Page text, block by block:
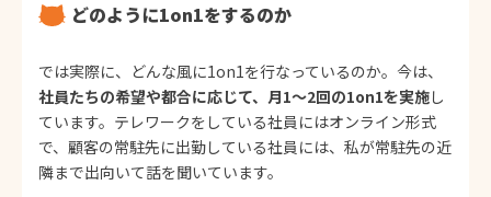
どのように1on1をするのか
では実際に、どんな風に1on1を行なっているのか。今は、
社員たちの希望や都合に応じて、月1〜2回の1on1を実施し
ています。テレワークをしている社員にはオンライン形式
で、顧客の常駐先に出勤している社員には、私が常駐先の近
隣まで出向いて話を聞いています。